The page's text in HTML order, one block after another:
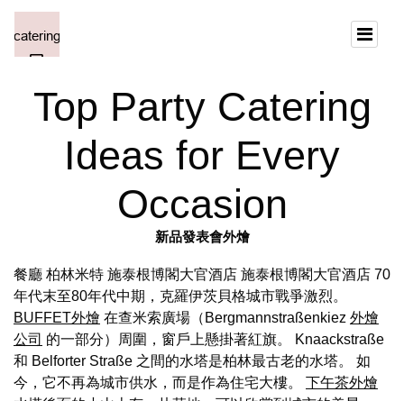
Top Party Catering
Ideas for Every
Occasion
新品發表會外燴
餐廳 柏林米特 施泰根博閣大官酒店 施泰根博閣大官酒店 70
年代末至80年代中期，克羅伊茨貝格城市戰爭激烈。
BUFFET外燴 在查米索廣場（Bergmannstraßenkiez 外燴
公司 的一部分）周圍，窗戶上懸掛著紅旗。 Knaackstraße
和 Belforter Straße 之間的水塔是柏林最古老的水塔。 如
今，它不再為城市供水，而是作為住宅大樓。 下午茶外燴